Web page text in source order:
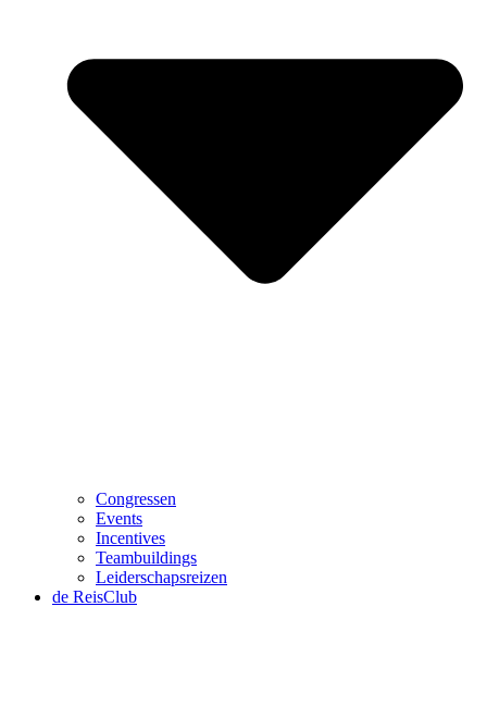
Congressen
Events
Incentives
Teambuildings
Leiderschapsreizen
de ReisClub